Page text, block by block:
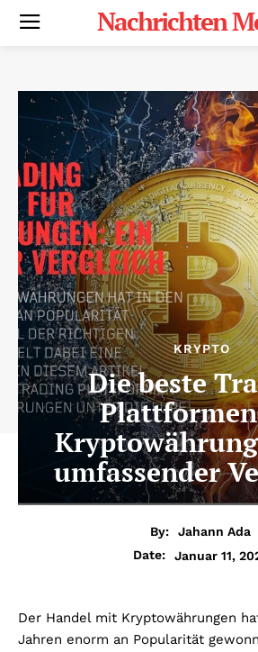
Nachrichten
KRYPTO
Die beste
umfassender
By:
Jahann Ada
Date:
Januar 11,
Der Handel mit Kryptowährungen
Jahren enorm an Popularität